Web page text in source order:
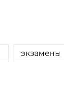
экзамены